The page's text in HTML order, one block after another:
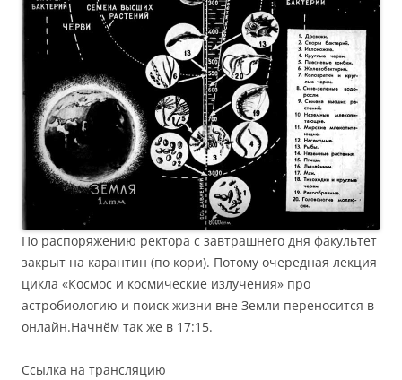
По распоряжению ректора с завтрашнего дня факультет
закрыт на карантин (по кори). Потому очередная лекция
цикла «Космос и космические излучения» про
астробиологию и поиск жизни вне Земли переносится в
онлайн.Начнём так же в 17:15.
Ссылка на трансляцию